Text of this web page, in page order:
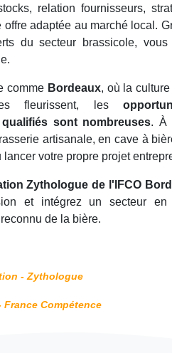
relation fournisseurs,
offre adaptée au marché local.
du secteur brassicole,
comme Bordeaux, où la
fleurissent, les
sont nombreuses. À
artisanale, en cave à
lancer votre propre projet
Zythologue de l'IFCO
et intégrez un secteur en
de la bière.
- Zythologue
France Compétence